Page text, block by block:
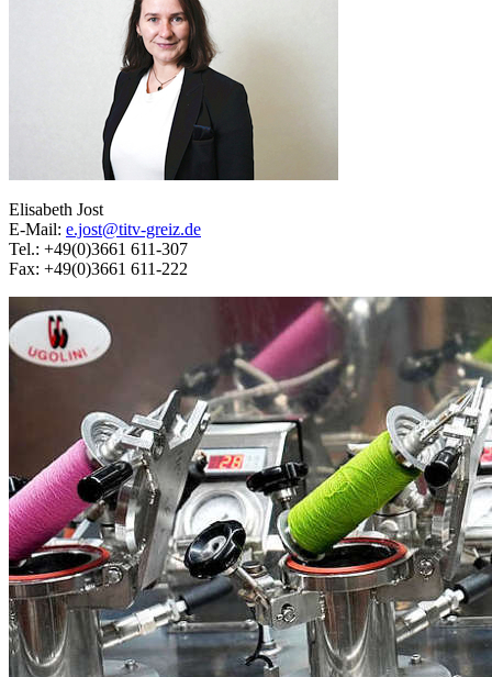
Elisabeth Jost
E-Mail: e.jost@titv-greiz.de
Tel.: +49(0)3661 611-307
Fax: +49(0)3661 611-222